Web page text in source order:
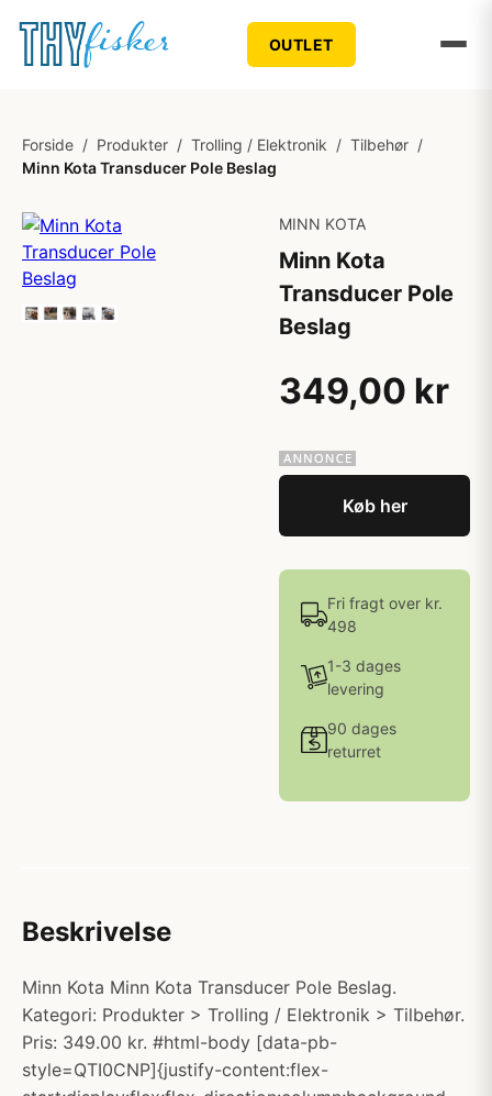
OUTLET
Forside / Produkter / Trolling / Elektronik / Tilbehør /
Minn Kota Transducer Pole Beslag
MINN KOTA
Minn Kota
Transducer Pole
Beslag
349,00 kr
Køb her
Fri fragt over kr.
498
1-3 dages
levering
90 dages
returret
Beskrivelse
Minn Kota Minn Kota Transducer Pole Beslag.
Kategori: Produkter > Trolling / Elektronik > Tilbehør.
Pris: 349.00 kr. #html-body [data-pb-
style=QTI0CNP]{justify-content:flex-